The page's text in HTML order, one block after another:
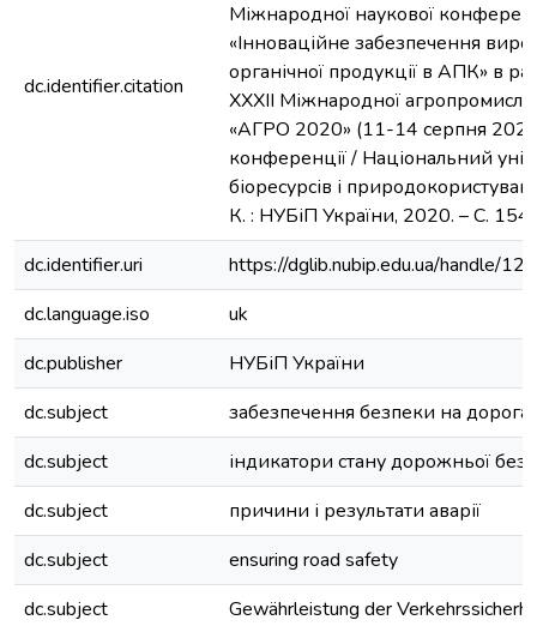
dc.identifier.citation
Міжнародної наукової
«Інноваційне забезпечення
органічної продукції в АПК» в
XXXII Міжнародної
«АГРО 2020» (11-14 серпня
конференції / Національний
біоресурсів і
К. : НУБіП України, 2020. – C.
dc.identifier.uri
https://dglib.nubip.edu.ua/handle/
dc.language.iso
uk
dc.publisher
НУБіП України
dc.subject
забезпечення безпеки на
dc.subject
індикатори стану дорожньої
dc.subject
причини і результати аварії
dc.subject
ensuring road safety
dc.subject
Gewährleistung der